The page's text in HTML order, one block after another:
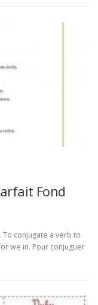
Fond
conjugate a verb to
we in. Pour conjuguer